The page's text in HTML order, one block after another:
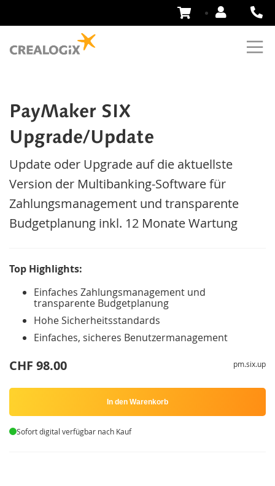
Zum
Inhalt
PayMaker SIX
Upgrade/Update
Update oder Upgrade auf die aktuellste
Version der Multibanking-Software für
Zahlungsmanagement und transparente
Budgetplanung inkl. 12 Monate Wartung
Top Highlights:
Einfaches Zahlungsmanagement und
transparente Budgetplanung
Hohe Sicherheitsstandards
Einfaches, sicheres Benutzermanagement
CHF 98.00 pm.six.up
In den Warenkorb
Sofort digital verfügbar nach Kauf